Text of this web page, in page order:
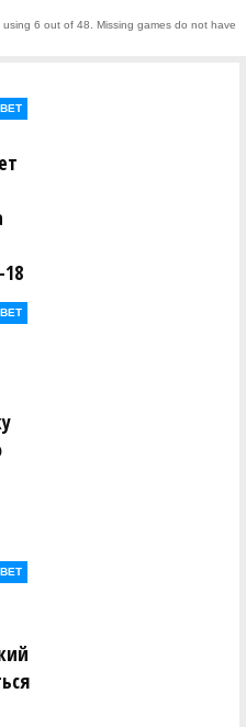
6 out of 48. Missing games do not have
18